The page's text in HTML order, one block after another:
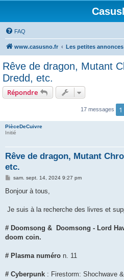
FAQ
www.casusno.fr Les petites annonces
Rêve de dragon, Mutant
Dredd, etc.
Répondre
17 messages 1
PièceDeCuivre
Initié
Rêve de dragon, Mutant
etc.
M
s
g
sam. sept. 14, 2024 9:27 pm
Bonjour à tous,
Je suis à la recherche des livres et
# Doomsong & Doomsong - Lord
doom coin.
# Plasma numéro n. 11
# Cyberpunk : Firestorm: Shochwave